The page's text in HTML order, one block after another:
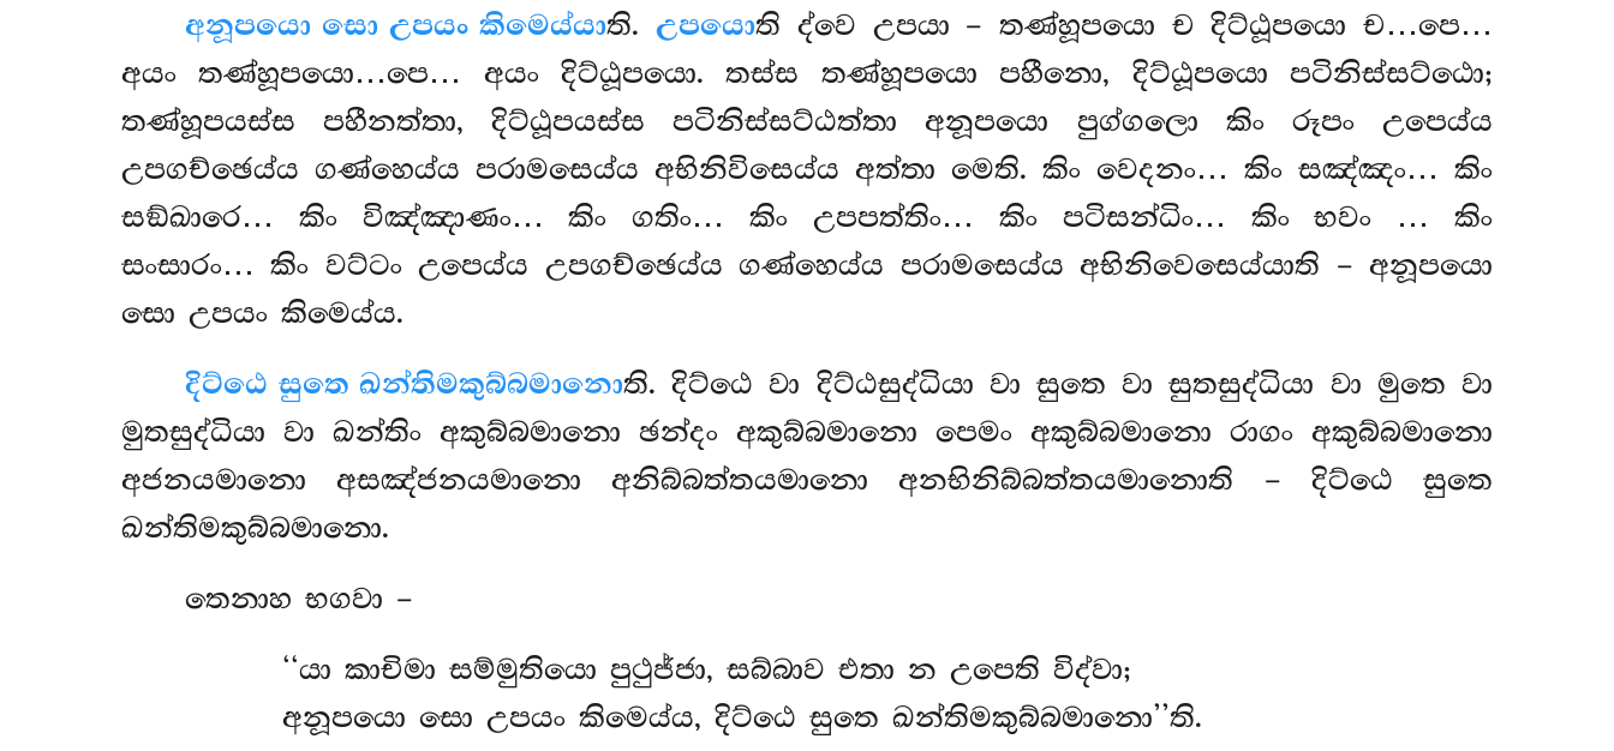
අනූපයො සො උපයං කිමෙය්යාති.උපයොති ද්වෙ උපයා – තණ්හූපයො ච දිට්ඨූපයො ච…පෙ…
අයං තණ්හූපයො…පෙ… අයං දිට්ඨූපයො. තස්ස තණ්හූපයො පහීනො, දිට්ඨූපයො පටිනිස්සට්ඨො;
තණ්හූපයස්ස පහීනත්තා, දිට්ඨූපයස්ස පටිනිස්සට්ඨත්තා අනූපයො පුග්ගලො කිං රූපං උපෙය්ය
උපගච්ඡෙය්ය ගණ්හෙය්ය පරාමසෙය්ය අභිනිවිසෙය්ය අත්තා මෙති. කිං වෙදනං… කිං සඤ්ඤං… කිං
සඞ්ඛාරෙ… කිං විඤ්ඤාණං… කිං ගතිං… කිං උපපත්තිං… කිං පටිසන්ධිං… කිං භවං … කිං
සංසාරං… කිං වට්ටං උපෙය්ය උපගච්ඡෙය්ය ගණ්හෙය්ය පරාමසෙය්ය අභිනිවෙසෙය්යාති – අනූපයො
සො උපයං කිමෙය්ය.
දිට්ඨෙ සුතෙ ඛන්තිමකුබ්බමානොති. දිට්ඨෙ වා දිට්ඨසුද්ධියා වා සුතෙ වා සුතසුද්ධියා වා මුතෙ වා
මුතසුද්ධියා වා ඛන්තිං අකුබ්බමානො ඡන්දං අකුබ්බමානො පෙමං අකුබ්බමානො රාගං අකුබ්බමානො
අජනයමානො අසඤ්ජනයමානො අනිබ්බත්තයමානො අනභිනිබ්බත්තයමානොති – දිට්ඨෙ සුතෙ
ඛන්තිමකුබ්බමානො.
තෙනාහ භගවා –
‘‘යා කාචිමා සම්මුතියො පුථුජ්ජා, සබ්බාව එතා න උපෙති විද්වා;
අනූපයො සො උපයං කිමෙය්ය, දිට්ඨෙ සුතෙ ඛන්තිමකුබ්බමානො’’ති.